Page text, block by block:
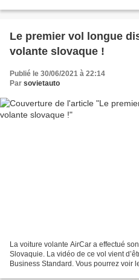
Le premier vol longue
volante slovaque !
Publié le 30/06/2021 à 22:14
Par sovietauto
La voiture volante AirCar a effectué
Slovaquie. La vidéo de ce vol vient
Business Standard. Vous pourrez voir